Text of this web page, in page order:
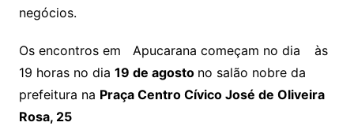
negócios.
Os encontros em Apucarana começam no dia
às
19 horas no dia 19 de agosto no salão nobre da
prefeitura na Praça Centro Cívico José de Oliveira
Rosa, 25